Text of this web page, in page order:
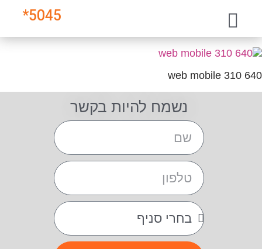
5045
*
640 310 web mobile
נשמח להיות בקשר